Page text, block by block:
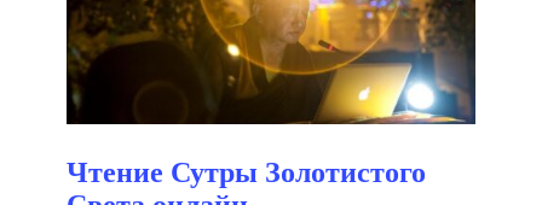
Чтение Сутры Золотистого